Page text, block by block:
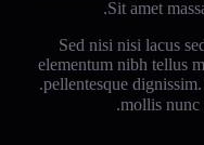
Sit amet
Sed nisi nisi lacus
elementum nibh tellus
pellentesque dignissim. Tellus orci ac augctor augue mauris.